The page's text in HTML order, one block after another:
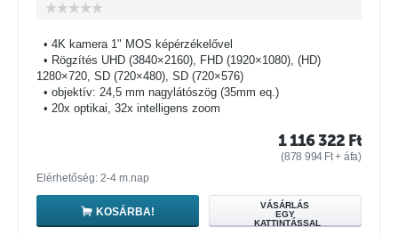
• 4K kamera 1" MOS képérzékelővel
• Rögzítés UHD (3840×2160), FHD (1920×1080), (HD)
1280×720, SD (720×480), SD (720×576)
• objektív: 24,5 mm nagylátószög (35mm eq.)
• 20x optikai, 32x intelligens zoom
1 116 322 Ft
(878 994 Ft+ áfa)
Elérhetőség: 2-4 m.nap
KOSÁRBA!
VÁSÁRLÁS
EGY
KATTINTÁSSAL